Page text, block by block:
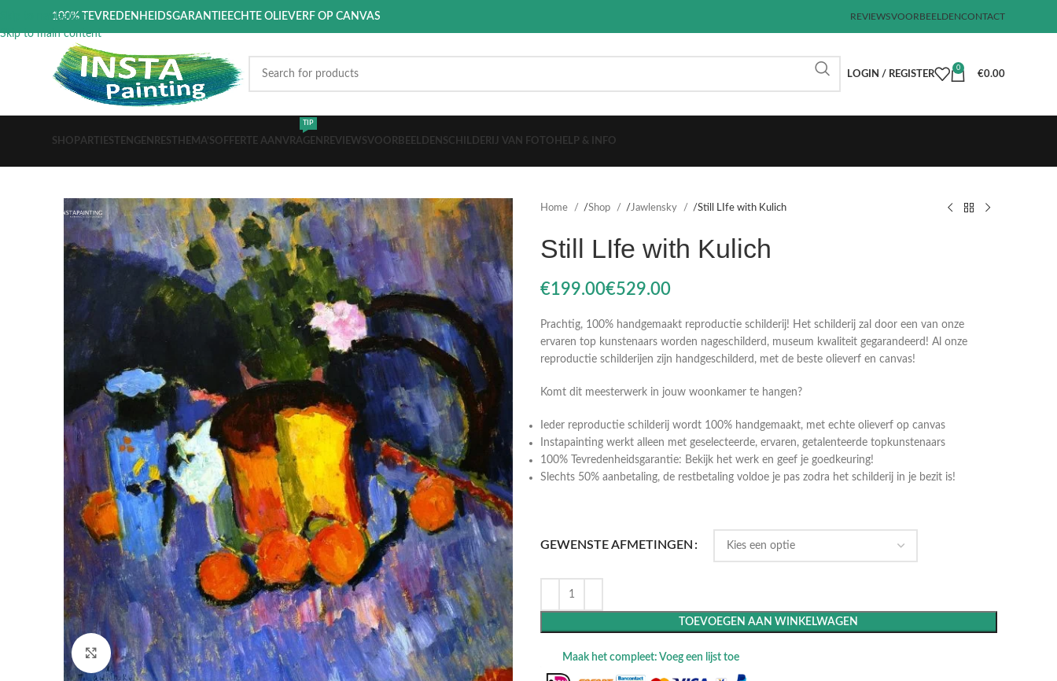
Skip to navigation
Skip to main content
100% TEVREDENHEIDSGARANTIEECHTE OLIEVERF OP CANVAS REVIEWSVOORBEELDENCONTACT
LOGIN / REGISTER
0
€0.00
SHOPARTIESTEN GENRES THEMA’S OFFERTE AANVRAGEN
TIP
REVIEWSVOORBEELDEN SCHILDERIJ VAN FOTO HELP & INFO
Click to enlarge
Home Shop Jawlensky Still LIfe with Kulich
Still LIfe with Kulich
€ €
Prachtig, 100% handgemaakt reproductie schilderij! Het schilderij zal door een van onze
ervaren top kunstenaars worden nageschilderd, museum kwaliteit gegarandeerd! Al onze
reproductie schilderijen zijn handgeschilderd, met de beste olieverf en canvas!
Komt dit meesterwerk in jouw woonkamer te hangen?
Ieder reproductie schilderij wordt 100% handgemaakt, met echte olieverf op canvas
Instapainting werkt alleen met geselecteerde, ervaren, getalenteerde topkunstenaars
100% Tevredenheidsgarantie: Bekijk het werk en geef je goedkeuring!
Slechts 50% aanbetaling, de restbetaling voldoe je pas zodra het schilderij in je bezit is!
GEWENSTE AFMETINGEN
TOEVOEGEN AAN WINKELWAGEN
Maak het compleet: Voeg een lijst toe